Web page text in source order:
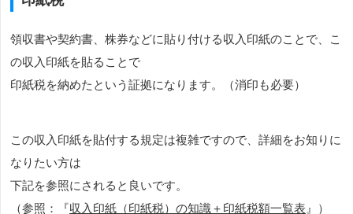
領収書や契約書、株券などに貼り付ける収入印紙のことで、こ
の収入印紙を貼ることで
印紙税を納めたという証拠になります。（消印も必要）
この収入印紙を貼付する規定は複雑ですので、詳細をお知りに
なりたい方は
下記を参照にされると良いです。
（参照：『収入印紙（印紙税）の知識＋印紙税額一覧表 』）